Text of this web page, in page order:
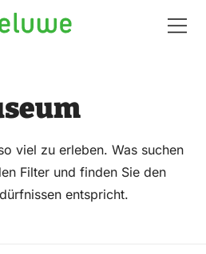
viel zu erleben. Was suchen
Filter und finden Sie den
entspricht.